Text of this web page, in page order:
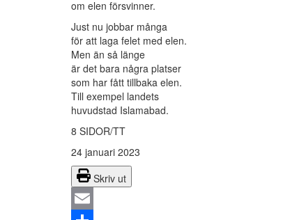
om elen försvinner.
Just nu jobbar många
för att laga felet med elen.
Men än så länge
är det bara några platser
som har fått tillbaka elen.
Till exempel landets
huvudstad Islamabad.
8 SIDOR/TT
24 januari 2023
Skriv ut